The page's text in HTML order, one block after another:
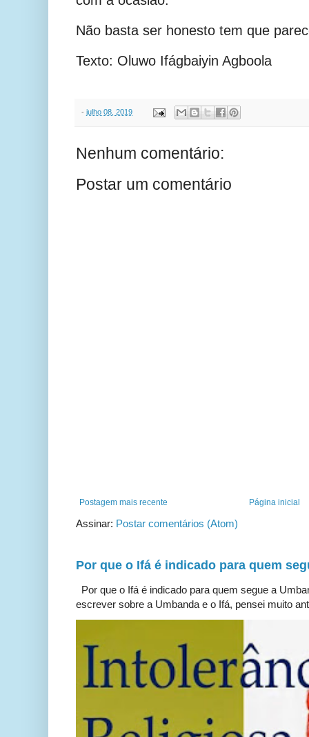
Não basta ser honesto tem que
Texto: Oluwo Ifágbaiyin Agboola
- julho 08, 2019
Nenhum comentário:
Postar um comentário
Postagem mais recente Página inicial
Assinar: Postar comentários (Atom)
Por que o Ifá é indicado para quem
Por que o Ifá é indicado para quem segue a
escrever sobre a Umbanda e o Ifá, pensei muito